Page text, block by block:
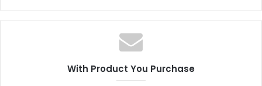
With Product You Purchase